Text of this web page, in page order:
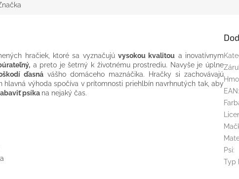
hračiek, ktoré sa vyznačujúvysokou kvalitou a inovatívnym
a preto je šetrný k životnému prostrediu. Navyše je úplne
ďasná vášho domáceho maznáčika. Hračky si zachovávajú
hlavná výhoda spočíva v prítomnosti priehlbín navrhnutých tak, aby
psíka na nejaký čas.
EAN:
Psi:
Typ